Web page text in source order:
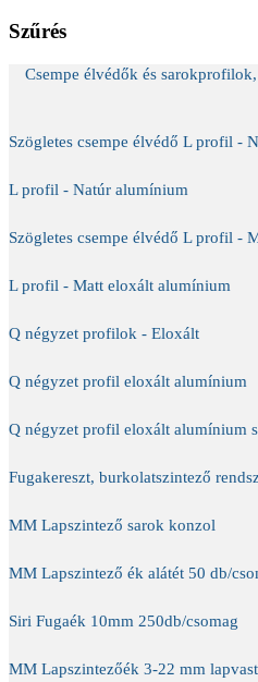
Szűrés
Csempe élvédők és
Szögletes csempe élvédő L profil -
L profil - Natúr alumínium
Szögletes csempe élvédő L profil -
L profil - Matt eloxált alumínium
Q négyzet profilok - Eloxált
Q négyzet profil eloxált alumínium
Q négyzet profil eloxált alumínium
Fugakereszt, burkolatszintező
MM Lapszintező sarok konzol
MM Lapszintező ék alátét 50 db/
Siri Fugaék 10mm 250db/csomag
MM Lapszintezőék 3-22 mm